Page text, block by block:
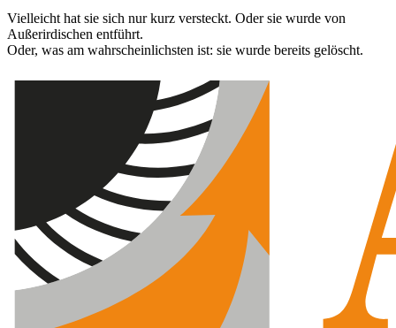
Vielleicht hat sie sich nur kurz versteckt. Oder sie wurde von
Außerirdischen entführt.
Oder, was am wahrscheinlichsten ist: sie wurde bereits gelöscht.